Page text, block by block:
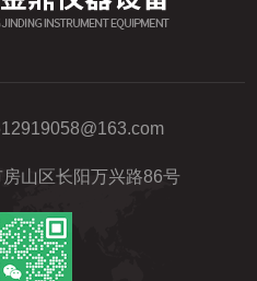
山区长阳万兴路86号